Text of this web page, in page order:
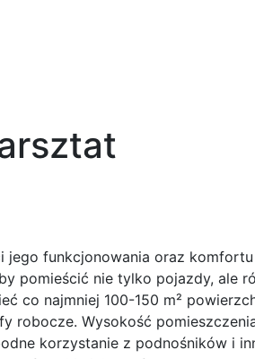
jego funkcjonowania oraz
pomieścić nie tylko pojazdy, ale
co najmniej 100-150 m²
robocze. Wysokość
korzystanie z podnośników i